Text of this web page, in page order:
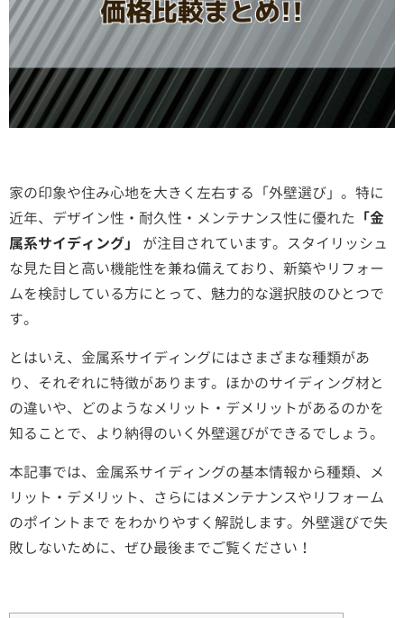
家の印象や住み心地を大きく左右する「外壁選び」。特に
近年、デザイン性・耐久性・メンテナンス性に優れた 「金
属系サイディング」
が注目されています。スタイリッシュ
な見た目と高い機能性を兼ね備えており、新築やリフォー
ムを検討している方にとって、魅力的な選択肢のひとつで
す。
とはいえ、金属系サイディングにはさまざまな種類があ
り、それぞれに特徴があります。ほかのサイディング材と
の違いや、どのようなメリット・デメリットがあるのかを
知ることで、より納得のいく外壁選びができるでしょう。
本記事では、金属系サイディングの基本情報から種類、メ
リット・デメリット、さらにはメンテナンスやリフォーム
のポイントまで をわかりやすく解説します。外壁選びで失
敗しないために、ぜひ最後までご覧ください！